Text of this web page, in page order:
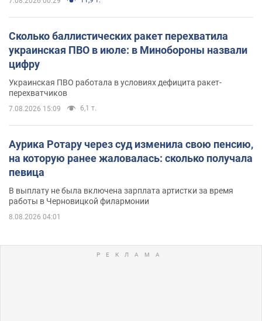
Сколько баллистических ракет перехватила
украинская ПВО в июле: в Минобороны назвали
цифру
Украинская ПВО работала в условиях дефицита ракет-
перехватчиков
7.08.2026 15:09 6,1 т.
Аурика Ротару через суд изменила свою пенсию,
на которую ранее жаловалась: сколько получала
певица
В выплату не была включена зарплата артистки за время
работы в Черновицкой филармонии
8.08.2026 04:01